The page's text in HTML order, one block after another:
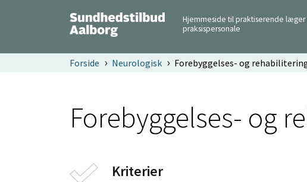
Hjemmeside til praktiserende læger
praksispersonale
Forside Neurologisk Forebyggelses- og
Forebyggelses- og
Kriterier